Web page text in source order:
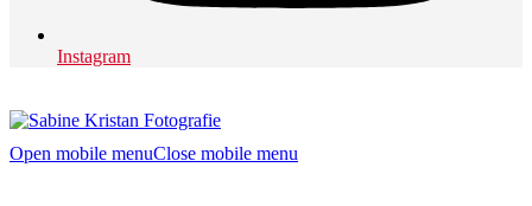
Instagram
Open mobile menuClose mobile menu